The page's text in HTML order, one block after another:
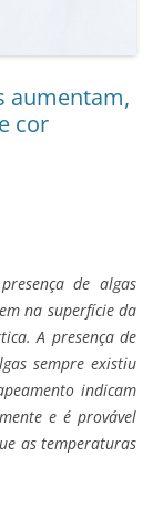
aumentam,
cor
de algas
na superfície da
A presença de
sempre existiu
indicam
e é provável
as temperaturas